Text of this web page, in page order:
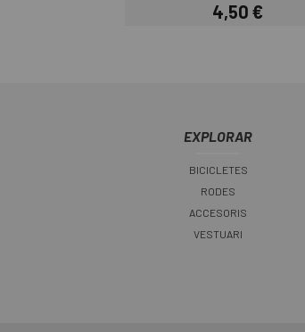
Preu
4,50 €
EXPLORAR
BICICLETES
RODES
ACCESORIS
VESTUARI